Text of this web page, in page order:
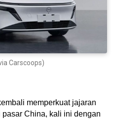
Carscoops)
memperkuat jajaran
China, kali ini dengan